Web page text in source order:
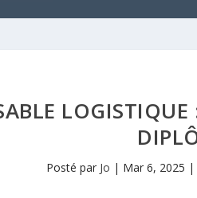
Posté par Jo | Mar 6, 2025 |